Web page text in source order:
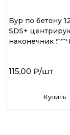
Бур по бетону
SDS+
наконечник
115,00 ₽/шт
Купить